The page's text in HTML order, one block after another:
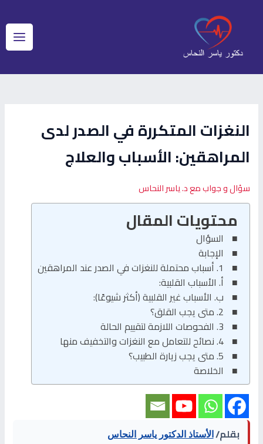
النغزات المتكررة في الصدر لدى
المراهقين: الأسباب والعلاج
سؤال و جواب مع د. ياسر النحاس
محتويات المقال
السؤال
الإجابة
1. أسباب محتملة للنغزات في الصدر عند المراهقين
أ. الأسباب القلبية:
ب. الأسباب غير القلبية (أكثر شيوعًا):
2. متى يجب القلق؟
3. الفحوصات اللازمة لتقييم الحالة
4. نصائح للتعامل مع النغزات والتخفيف منها
5. متى يجب زيارة الطبيب؟
الخلاصة
بقلم/ الأستاذ الدكتور ياسر النحاس
navigation